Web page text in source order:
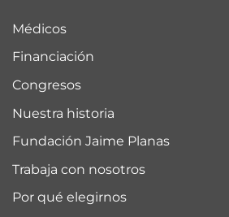
Médicos
Financiación
Congresos
Nuestra historia
Fundación Jaime Planas
Trabaja con nosotros
Por qué elegirnos